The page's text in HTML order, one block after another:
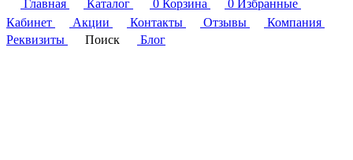
Главная Каталог 0 Корзина 0 Избранные
Кабинет
Акции Контакты Отзывы
Компания
Реквизиты
Поиск Блог